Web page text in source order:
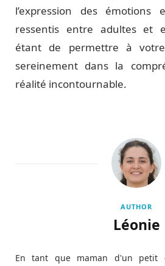
l’expression des
ressentis entre adultes et
étant de permettre à
sereinement dans la
réalité incontournable.
AUTHOR
Léonie
En tant que maman d'un petit